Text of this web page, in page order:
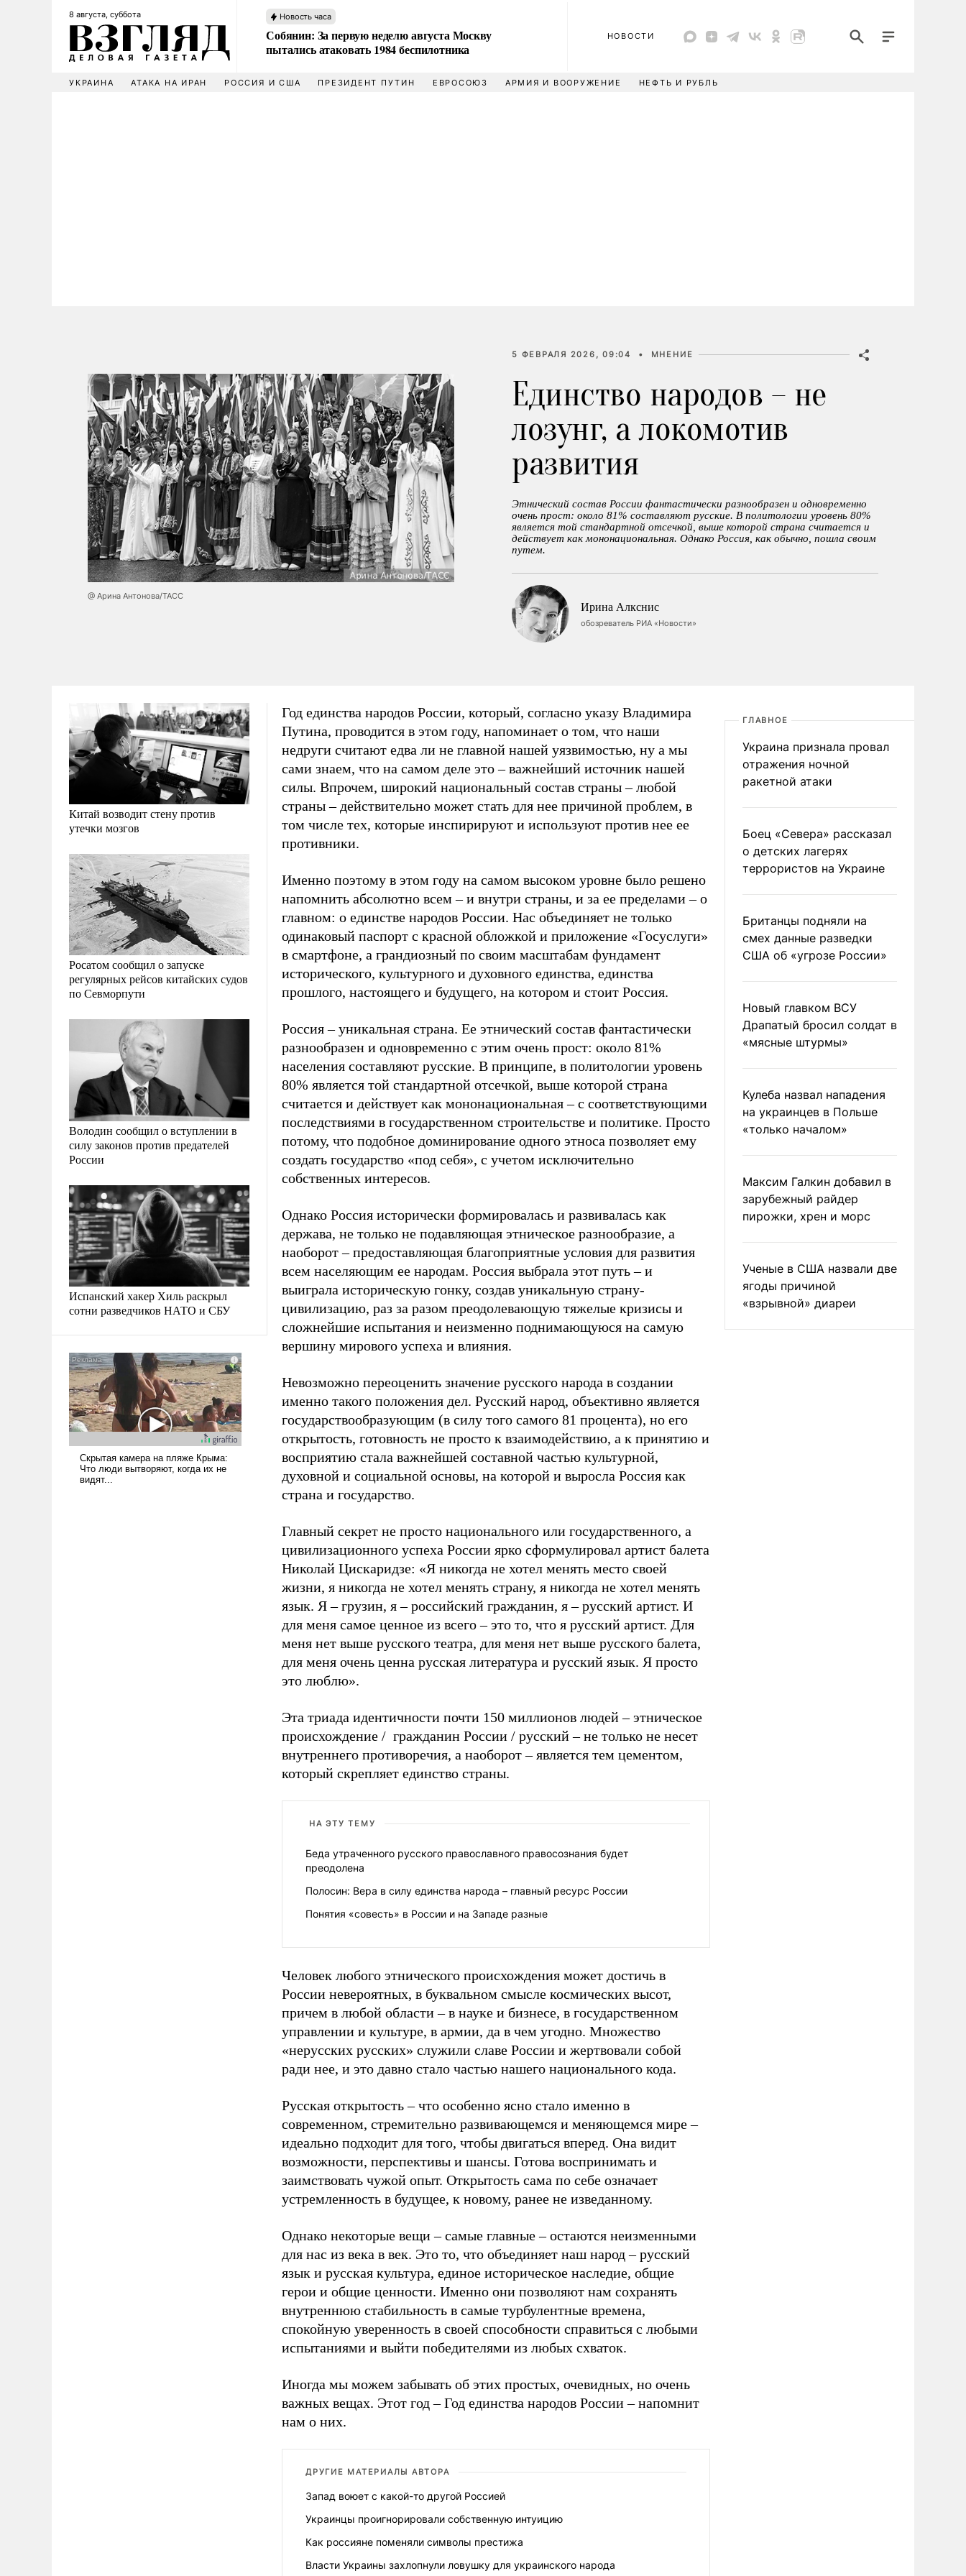
8 августа, суббота Новость часа
Собянин: За первую неделю августа Москву
пытались атаковать 1984 беспилотника
НОВОСТИ
УКРАИНА АТАКА НА ИРАН РОССИЯ И США ПРЕЗИДЕНТ ПУТИН ЕВРОСОЮЗ АРМИЯ И ВООРУЖЕНИЕ НЕФТЬ И РУБЛЬ
@ Арина Антонова/ТАСС
5 ФЕВРАЛЯ 2026, 09:04 • МНЕНИЕ
Единство народов – не
лозунг, а локомотив
развития
Этнический состав России фантастически разнообразен и одновременно
очень прост: около 81% составляют русские. В политологии уровень 80%
является той стандартной отсечкой, выше которой страна считается и
действует как мононациональная. Однако Россия, как обычно, пошла своим
путем.
Ирина Алкснис
обозреватель РИА «Новости»
Китай возводит стену против
утечки мозгов
Росатом сообщил о запуске
регулярных рейсов китайских судов
по Севморпути
Володин сообщил о вступлении в
силу законов против предателей
России
Испанский хакер Хиль раскрыл
сотни разведчиков НАТО и СБУ
Год единства народов России, который, согласно указу Владимира
Путина, проводится в этом году, напоминает о том, что наши
недруги считают едва ли не главной нашей уязвимостью, ну а мы
сами знаем, что на самом деле это – важнейший источник нашей
силы. Впрочем, широкий национальный состав страны – любой
страны – действительно может стать для нее причиной проблем, в
том числе тех, которые инспирируют и используют против нее ее
противники.
Именно поэтому в этом году на самом высоком уровне было решено
напомнить абсолютно всем – и внутри страны, и за ее пределами – о
главном: о единстве народов России. Нас объединяет не только
одинаковый паспорт с красной обложкой и приложение «Госуслуги»
в смартфоне, а грандиозный по своим масштабам фундамент
исторического, культурного и духовного единства, единства
прошлого, настоящего и будущего, на котором и стоит Россия.
Россия – уникальная страна. Ее этнический состав фантастически
разнообразен и одновременно с этим очень прост: около 81%
населения составляют русские. В принципе, в политологии уровень
80% является той стандартной отсечкой, выше которой страна
считается и действует как мононациональная – с соответствующими
последствиями в государственном строительстве и политике. Просто
потому, что подобное доминирование одного этноса позволяет ему
создать государство «под себя», с учетом исключительно
собственных интересов.
Однако Россия исторически формировалась и развивалась как
держава, не только не подавляющая этническое разнообразие, а
наоборот – предоставляющая благоприятные условия для развития
всем населяющим ее народам. Россия выбрала этот путь – и
выиграла историческую гонку, создав уникальную страну-
цивилизацию, раз за разом преодолевающую тяжелые кризисы и
сложнейшие испытания и неизменно поднимающуюся на самую
вершину мирового успеха и влияния.
Невозможно переоценить значение русского народа в создании
именно такого положения дел. Русский народ, объективно является
государствообразующим (в силу того самого 81 процента), но его
открытость, готовность не просто к взаимодействию, а к принятию и
восприятию стала важнейшей составной частью культурной,
духовной и социальной основы, на которой и выросла Россия как
страна и государство.
Главный секрет не просто национального или государственного, а
цивилизационного успеха России ярко сформулировал артист балета
Николай Цискаридзе: «Я никогда не хотел менять место своей
жизни, я никогда не хотел менять страну, я никогда не хотел менять
язык. Я – грузин, я – российский гражданин, я – русский артист. И
для меня самое ценное из всего – это то, что я русский артист. Для
меня нет выше русского театра, для меня нет выше русского балета,
для меня очень ценна русская литература и русский язык. Я просто
это люблю».
Эта триада идентичности почти 150 миллионов людей – этническое
происхождение / гражданин России / русский – не только не несет
внутреннего противоречия, а наоборот – является тем цементом,
который скрепляет единство страны.
НА ЭТУ ТЕМУ
Беда утраченного русского православного правосознания будет
преодолена
Полосин: Вера в силу единства народа – главный ресурс России
Понятия «совесть» в России и на Западе разные
Человек любого этнического происхождения может достичь в
России невероятных, в буквальном смысле космических высот,
причем в любой области – в науке и бизнесе, в государственном
управлении и культуре, в армии, да в чем угодно. Множество
«нерусских русских» служили славе России и жертвовали собой
ради нее, и это давно стало частью нашего национального кода.
Русская открытость – что особенно ясно стало именно в
современном, стремительно развивающемся и меняющемся мире –
идеально подходит для того, чтобы двигаться вперед. Она видит
возможности, перспективы и шансы. Готова воспринимать и
заимствовать чужой опыт. Открытость сама по себе означает
устремленность в будущее, к новому, ранее не изведанному.
Однако некоторые вещи – самые главные – остаются неизменными
для нас из века в век. Это то, что объединяет наш народ – русский
язык и русская культура, единое историческое наследие, общие
герои и общие ценности. Именно они позволяют нам сохранять
внутреннюю стабильность в самые турбулентные времена,
спокойную уверенность в своей способности справиться с любыми
испытаниями и выйти победителями из любых схваток.
Иногда мы можем забывать об этих простых, очевидных, но очень
важных вещах. Этот год – Год единства народов России – напомнит
нам о них.
ДРУГИЕ МАТЕРИАЛЫ АВТОРА
Запад воюет с какой-то другой Россией
Украинцы проигнорировали собственную интуицию
Как россияне поменяли символы престижа
Власти Украины захлопнули ловушку для украинского народа
ГЛАВНОЕ
Украина признала провал
отражения ночной
ракетной атаки
Боец «Севера» рассказал
о детских лагерях
террористов на Украине
Британцы подняли на
смех данные разведки
США об «угрозе России»
Новый главком ВСУ
Драпатый бросил солдат в
«мясные штурмы»
Кулеба назвал нападения
на украинцев в Польше
«только началом»
Максим Галкин добавил в
зарубежный райдер
пирожки, хрен и морс
Ученые в США назвали две
ягоды причиной
«взрывной» диареи